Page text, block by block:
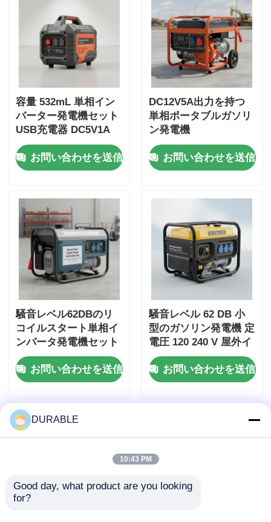
容量 532mL 単相イン
バーター発電機セット
USB充電器 DC5V1A
緊急バックアップ用エ
ネルギー源
お問い合わせを送信
DC12V5A出力を持つ
単相ポータブルガソリ
ン発電機
お問い合わせを送信
騒音レベル62DBのリ
コイルスタート単相イ
ンバータ発電機セット
工事用・非常用電源に
最適お問い合わせを送信
騒音レベル 62 DB 小
型のガソリン発電機 定
電圧 120 240 V 屋外イ
ベントや緊急事態のた
めのエネルギー源
お問い合わせを送信
DURABLE
10:43 PM
Good day, what product are you looking
for?